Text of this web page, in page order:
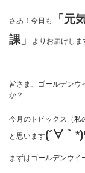
さあ！今日も
「元
課」
よりお届けしま
皆さま、ゴールデンウ
か？
今月のトピックス（私
と思います(´∀｀*)
まずはゴールデンウイ